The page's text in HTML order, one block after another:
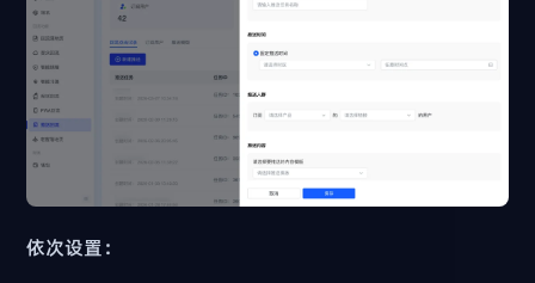
依次设置：